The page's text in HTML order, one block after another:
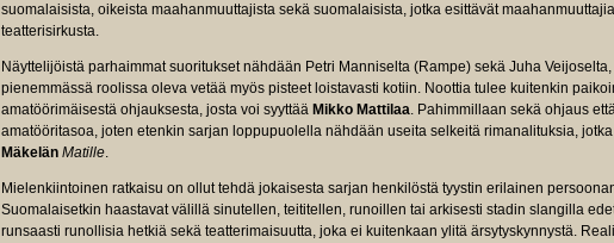
suomalaisista, oikeista maahanmuuttajista sekä suomalaisista, jotka esittävät
teatterisirkusta.
Näyttelijöistä parhaimmat suoritukset nähdään Petri Manniselta (Rampe) sekä Juha
pienemmässä roolissa oleva vetää myös pisteet loistavasti kotiin. Noottia tulee kuitenkin
amatöörimäisestä ohjauksesta, josta voi syyttää Mikko Mattilaa. Pahimmillaan sekä ohjaus
amatööritasoa, joten etenkin sarjan loppupuolella nähdään useita selkeitä rimanalituksia,
Mäkelän Matille.
Mielenkiintoinen ratkaisu on ollut tehdä jokaisesta sarjan henkilöstä tyystin erilainen
Suomalaisetkin haastavat välillä sinutellen, teititellen, runoillen tai arkisesti stadin slangilla
runsaasti runollisia hetkiä sekä teatterimaisuutta, joka ei kuitenkaan ylitä ärsytyskynnystä.